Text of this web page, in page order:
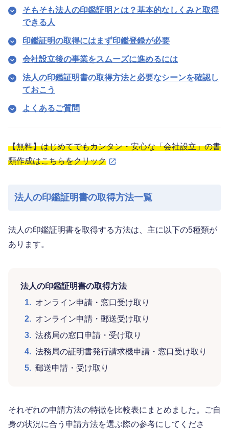
そもそも法人の印鑑証明とは？基本的なしくみと取得
できる人
印鑑証明の取得にはまず印鑑登録が必要
会社設立後の事業をスムーズに進めるには
法人の印鑑証明書の取得方法と必要なシーンを確認し
ておこう
よくあるご質問
【無料】はじめてでもカンタン・安心な「会社設立」の書
類作成はこちらをクリック
法人の印鑑証明書の取得方法一覧
法人の印鑑証明書を取得する方法は、主に以下の5種類が
あります。
法人の印鑑証明書の取得方法
1. オンライン申請・窓口受け取り
2. オンライン申請・郵送受け取り
3. 法務局の窓口申請・受け取り
4. 法務局の証明書発行請求機申請・窓口受け取り
5. 郵送申請・受け取り
それぞれの申請方法の特徴を比較表にまとめました。ご自
身の状況に合う申請方法を選ぶ際の参考にしてくださ